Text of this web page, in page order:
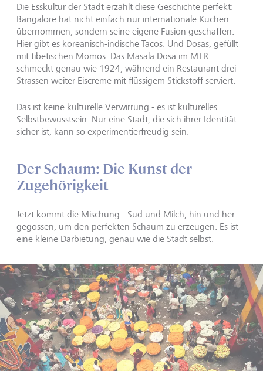
Die Esskultur der Stadt erzählt diese Geschichte perfekt:
Bangalore hat nicht einfach nur internationale Küchen
übernommen, sondern seine eigene Fusion geschaffen.
Hier gibt es koreanisch-indische Tacos. Und Dosas, gefüllt
mit tibetischen Momos. Das Masala Dosa im MTR
schmeckt genau wie 1924, während ein Restaurant drei
Strassen weiter Eiscreme mit flüssigem Stickstoff serviert.
Das ist keine kulturelle Verwirrung - es ist kulturelles
Selbstbewusstsein. Nur eine Stadt, die sich ihrer Identität
sicher ist, kann so experimentierfreudig sein.
Der Schaum: Die Kunst der
Zugehörigkeit
Jetzt kommt die Mischung - Sud und Milch, hin und her
gegossen, um den perfekten Schaum zu erzeugen. Es ist
eine kleine Darbietung, genau wie die Stadt selbst.